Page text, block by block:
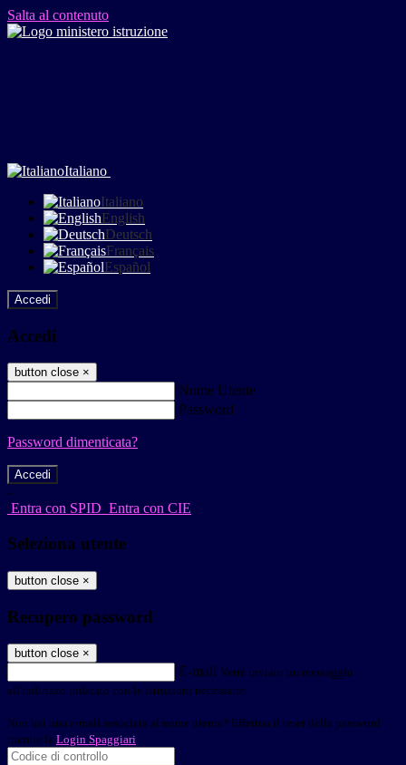
Salta al contenuto
Italiano
Italiano
English
Deutsch
Français
Español
Accedi
Accedi
button close ×
Nome Utente
Password
Password dimenticata?
-
Entra con SPID Entra con CIE
Seleziona utente
button close ×
Recupero password
button close ×
E-mail Verrà inviato un messaggio
all'indirizzo indicato con le istruzioni necessarie.
Non hai una e-mail associata al nome utente? Effettua il reset della password
tramite la Login Spaggiari